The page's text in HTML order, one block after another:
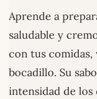
Aprende a
saludable y
con tus comidas,
bocadillo. Su
intensidad de los